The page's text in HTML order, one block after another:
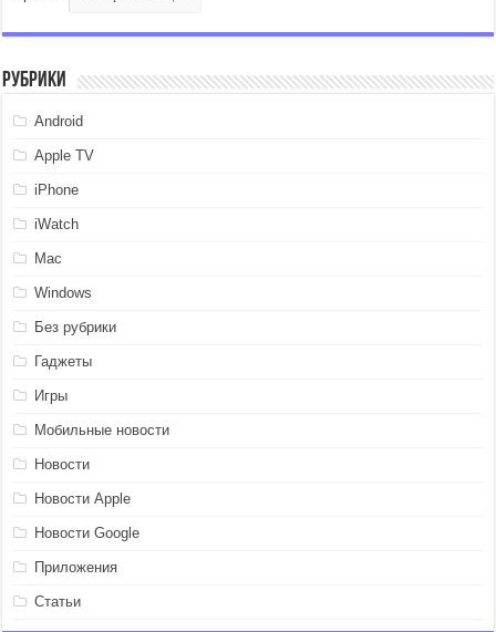
Рубрики
Android
Apple TV
iPhone
iWatch
Mac
Windows
Без рубрики
Гаджеты
Игры
Мобильные новости
Новости
Новости Apple
Новости Google
Приложения
Статьи